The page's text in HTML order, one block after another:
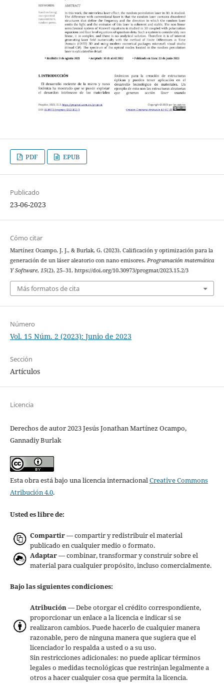
PDF EPUB
Publicado
23-06-2023
Cómo citar
Martínez Ocampo, J. J., & Burlak, G. (2023). Calificación y optimización para la
generación de un láser aleatorio con nano emisores. Programación matemática
Y Software, 15(2), 25–31. https://doi.org/10.30973/progmat/2023.15.2/3
Más formatos de cita
Número
Vol. 15 Núm. 2 (2023): Junio de 2023
Sección
Artículos
Licencia
Derechos de autor 2023 Jesús Jonathan Martínez Ocampo,
Gannadiy Burlak
Esta obra está bajo una licencia internacionalCreative Commons
Atribución 4.0.
Usted es libre de:
Compartir— compartir y redistribuir el material
publicado en cualquier medio o formato.
Adaptar— combinar, transformar y construir sobre el
material para cualquier propósito, incluso comercialmente.
Bajo las siguientes condiciones:
Atribución— Debe otorgar el crédito correspondiente,
proporcionar un enlace a la licencia e indicar si se
realizaron cambios. Puede hacerlo de cualquier manera
razonable, pero de ninguna manera que sugiera que el
licenciador lo respalda a usted o a su uso.
Sin restricciones adicionales: no puede aplicar términos
legales o medidas tecnológicas que restrinjan legalmente a
otros a hacer cualquier cosa que permita la licencia.